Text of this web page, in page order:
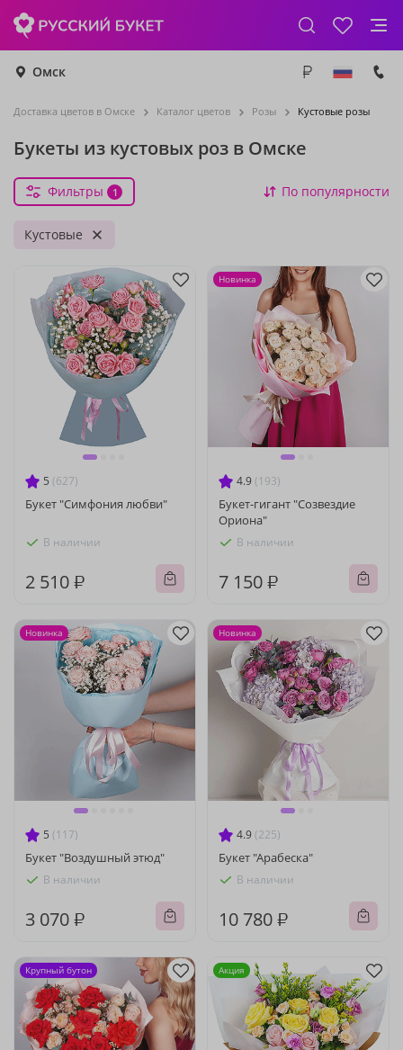
Омск
Доставка цветов в Омске Каталог цветов Розы Кустовые розы
Букеты из кустовых роз в Омске
Фильтры 1 По популярности
Кустовые
5 (627)
Букет "Симфония любви"
В наличии
2 510 ₽
4.9 (193)
Букет-гигант "Созвездие
Ориона"
В наличии
7 150 ₽
Новинка
5 (117)
Букет "Воздушный этюд"
В наличии
3 070 ₽
Новинка
4.9 (225)
Букет "Арабеска"
В наличии
10 780 ₽
Новинка
Крупный бутон Акция